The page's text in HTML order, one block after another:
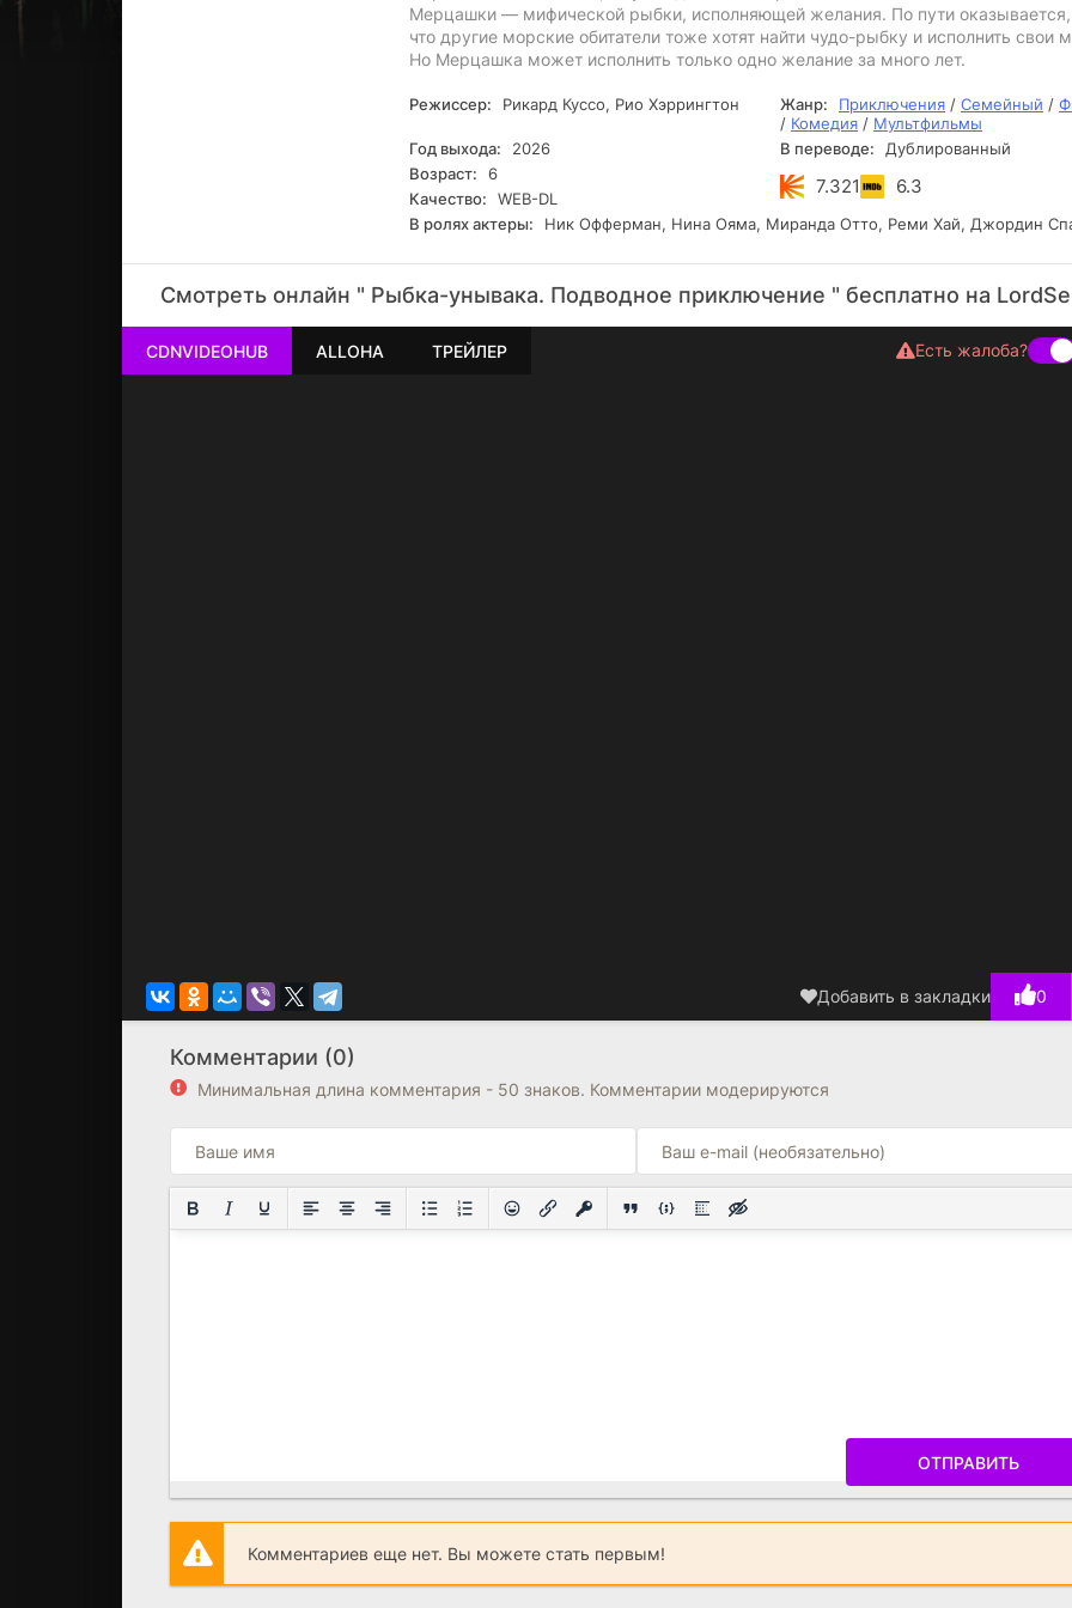
Мерцашки — мифической рыбки, исполняющей желания. По пути оказывается,
что другие морские обитатели тоже хотят найти чудо-рыбку и исполнить свои
Но Мерцашка может исполнить только одно желание за много лет.
Режиссер: Рикард Куссо, Рио Хэррингтон Жанр: Приключения / Семейный /
/ Комедия / Мультфильмы
Год выхода:
2026 В переводе:
Дублированный
Возраст:
6
7.321 6.3
Качество:
WEB-DL
В ролях актеры:
Ник Офферман, Нина Ояма, Миранда Отто, Реми Хай, Джордин
Смотреть онлайн " Рыбка-унывака. Подводное приключение " бесплатно на
РЕКЛАМА
РЕКЛАМА
РЕКЛАМА
РЕКЛАМА
CDNVIDEOHUB ALLOHA ТРЕЙЛЕР Есть жалоба?
Добавить в закладки 0
Комментарии (0)
Минимальная длина комментария - 50 знаков. Комментарии модерируются
ОТПРАВИТЬ
Комментариев еще нет. Вы можете стать первым!